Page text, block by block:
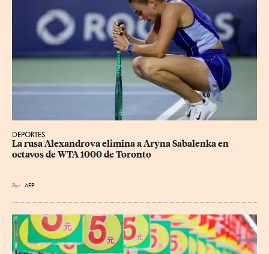
DEPORTES
La rusa Alexandrova elimina a Aryna Sabalenka en
octavos de WTA 1000 de Toronto
Por AFP